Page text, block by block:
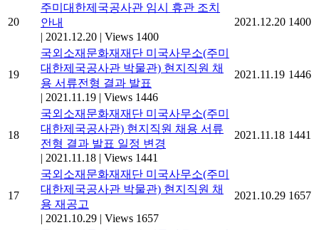
20
주미대한제국공사관 임시 휴관 조치
안내
| 2021.12.20 | Views 1400
2021.12.20 1400
19
국외소재문화재재단 미국사무소(주미
대한제국공사관 박물관) 현지직원 채
용 서류전형 결과 발표
| 2021.11.19 | Views 1446
2021.11.19 1446
18
국외소재문화재재단 미국사무소(주미
대한제국공사관) 현지직원 채용 서류
전형 결과 발표 일정 변경
| 2021.11.18 | Views 1441
2021.11.18 1441
17
국외소재문화재재단 미국사무소(주미
대한제국공사관 박물관) 현지직원 채
용 재공고
| 2021.10.29 | Views 1657
2021.10.29 1657